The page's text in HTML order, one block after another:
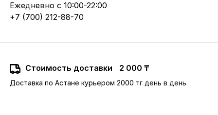
Ежедневно с 10:00-22:00
+7 (700) 212-88-70
Стоимость доставки 2 000 ₸
Доставка по Астане курьером 2000 тг день в день